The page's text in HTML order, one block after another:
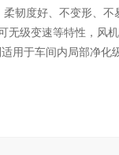
韧度好、不变形、不
无级变速等特性，风
用于车间内局部净化